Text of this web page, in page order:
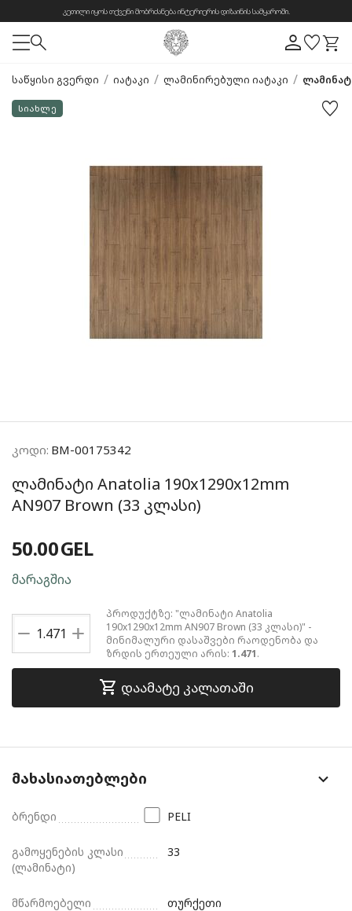
კეთილი იყოს თქვენი მობრძანება ინტერიერის დიზაინის სამყაროში.
საწყისი გვერდი / იატაკი / ლამინირებული იატაკი /
კოდი: BM-00175342
ლამინატი Anatolia 190x1290x12mm
AN907 Brown (33 კლასი)
50.00GEL
მარაგშია
+
−
პროდუქტზე: "ლამინატი Anatolia
190x1290x12mm AN907 Brown (33 კლასი)" -
მინიმალური დასაშვები რაოდენობა და
ზრდის ერთეული არის: 1.471.
დაამატე კალათაში
მახასიათებლები
ბრენდი PELI
გამოყენების კლასი
(ლამინატი)
33
მწარმოებელი თურქეთი